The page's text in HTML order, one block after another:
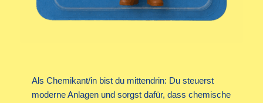
Als Chemikant/in bist du mittendrin: Du steuerst
moderne Anlagen und sorgst dafür, dass chemische